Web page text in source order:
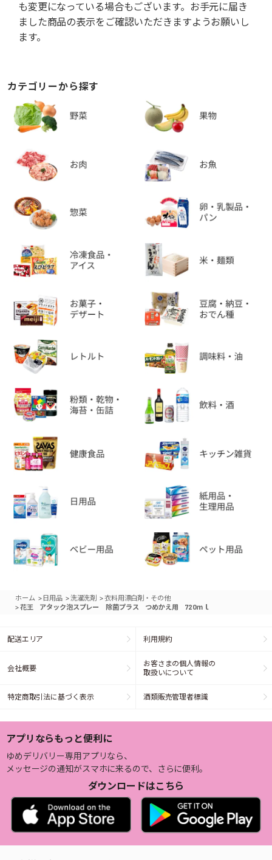
も変更になっている場合もございます。お手元に届き
ました商品の表示をご確認いただきますようお願いし
ます。
カテゴリーから探す
ホーム > 日用品 >洗濯洗剤 >衣料用漂白剤・その他
>花王 アタック泡スプレー 除菌プラス つめかえ用 720ｍｌ
配送エリア 利用規約
会社概要
お客さまの個人情報の
取扱いについて
特定商取引法に基づく表示 酒類販売管理者標識
アプリならもっと便利に
ゆめデリバリー専用アプリなら、
メッセージの通知がスマホに来るので、さらに便利。
ダウンロードはこちら